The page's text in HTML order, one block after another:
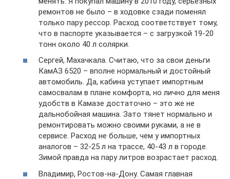
ремонтов не было – в ходовке сзади поменял
только пару рессор. Расход соответствует тому,
что в паспорте указывается – с загрузкой 19-20
тонн около 40 л солярки.
Сергей, Махачкала. Считаю, что за свои деньги
КамАЗ 6520 – вполне нормальный и достойный
автомобиль. Да, кабина уступает импортным
самосвалам в плане комфорта, но лично для меня
удобств в Камазе достаточно – это же не
дальнобойная машина. Зато тянет нормально и
ремонтировать можно своими руками, а не в
сервисе. Расход не больше, чем у импортных
аналогов – 32-25 л на трассе, 40-43 л в городе.
Зимой правда на пару литров возрастает расход.
Владимир, Ростов-на-Дону. Самая главная